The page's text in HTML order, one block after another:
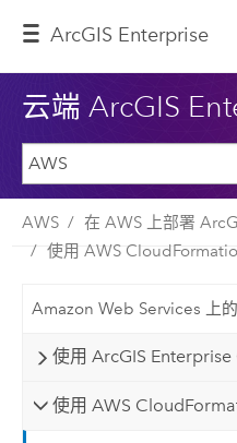
ArcGIS Enterprise
云端 ArcGIS
AWS
在 AWS 上部署
使用 AWS
Amazon Web Services 上
使用 ArcGIS
使用 AWS